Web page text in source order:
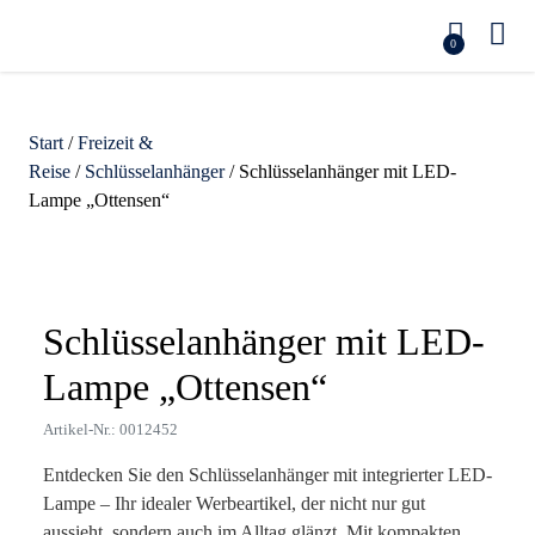
0
Start /Freizeit &
Reise / Schlüsselanhänger/ Schlüsselanhänger mit LED-
Lampe „Ottensen“
Schlüsselanhänger mit LED-
Lampe „Ottensen“
Artikel-Nr.: 0012452
Entdecken Sie den Schlüsselanhänger mit integrierter LED-
Lampe – Ihr idealer Werbeartikel, der nicht nur gut